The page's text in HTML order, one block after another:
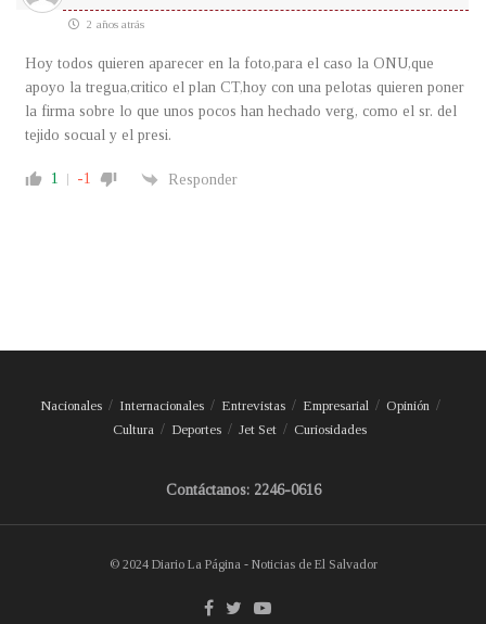
2 años atrás
Hoy todos quieren aparecer en la foto,para el caso la ONU,que
apoyo la tregua,critico el plan CT,hoy con una pelotas quieren poner
la firma sobre lo que unos pocos han hechado verg, como el sr. del
tejido socual y el presi.
1 -1 Responder
Nacionales Internacionales Entrevistas Empresarial
Opinión
Cultura
Deportes Jet Set Curiosidades
Contáctanos: 2246-0616
© 2024 Diario La Página - Noticias de El Salvador